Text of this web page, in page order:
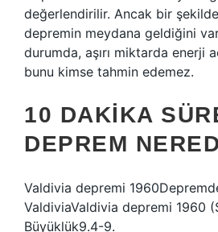
değerlendirilir. Ancak bir
depremin meydana geldiğini
durumda, aşırı miktarda enerji
bunu kimse tahmin edemez.
10 DAKIKA
DEPREM
Valdivia depremi
ValdiviaValdivia depremi 1960
Büyüklük9.4-9.